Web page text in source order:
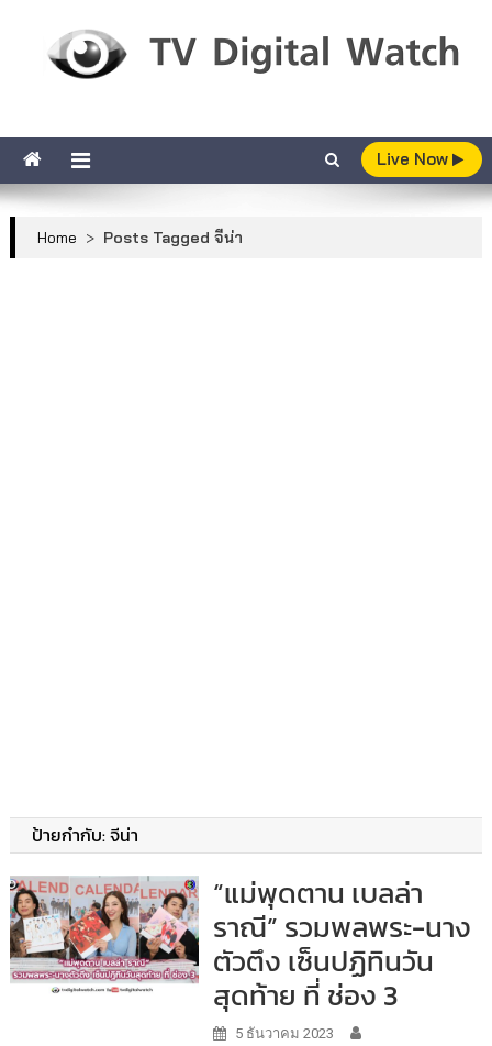
Live Now
Home > Posts Tagged จีน่า
ป้ายกำกับ:จีน่า
“แม่พุดตาน เบลล่า
ราณี” รวมพลพระ-นาง
ตัวตึง เซ็นปฏิทินวัน
สุดท้าย ที่ ช่อง 3
5 ธันวาคม 2023